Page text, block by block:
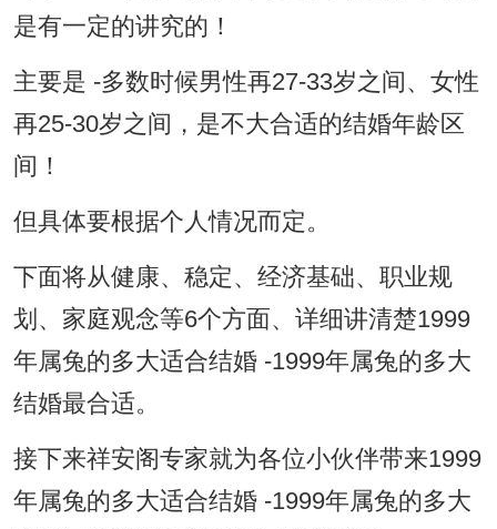
是有一定的讲究的！
主要是 -多数时候男性再27-33岁之间、女性
再25-30岁之间，是不大合适的结婚年龄区
间！
但具体要根据个人情况而定。
下面将从健康、稳定、经济基础、职业规
划、家庭观念等6个方面、详细讲清楚1999
年属兔的多大适合结婚 -1999年属兔的多大
结婚最合适。
接下来祥安阁专家就为各位小伙伴带来1999
年属兔的多大适合结婚 -1999年属兔的多大